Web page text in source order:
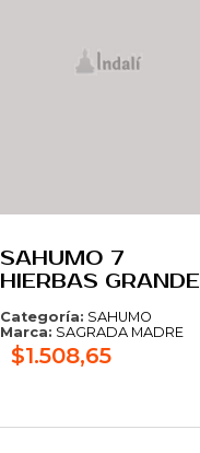
SAHUMO 7
HIERBAS GRANDE
Categoría: SAHUMO
Marca: SAGRADA MADRE
$1.508,65